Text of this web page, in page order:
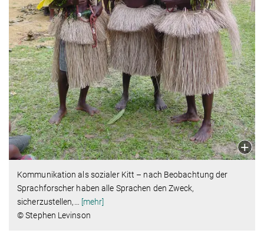
Kommunikation als sozialer Kitt – nach Beobachtung der
Sprachforscher haben alle Sprachen den Zweck,
sicherzustellen,… [mehr]
© Stephen Levinson